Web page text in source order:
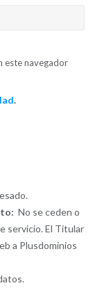
este navegador
.
No se ceden o
servicio. El Titular
a Plusdominios